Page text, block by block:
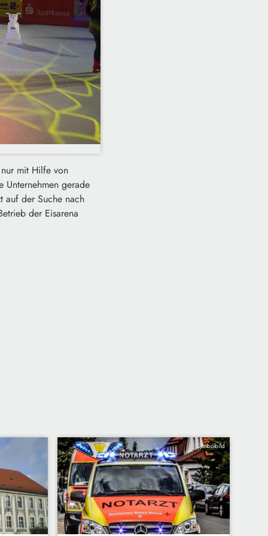
mit Hilfe von
Unternehmen gerade
auf der Suche nach
der Eisarena
Symbolbild